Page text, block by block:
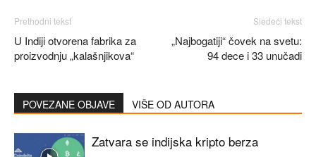
Prethodni tekst
U Indiji otvorena fabrika za
proizvodnju „kalašnjikova“
Sledeći tekst
„Najbogatiji“ čovek na svetu:
94 dece i 33 unučadi
POVEZANE OBJAVE VIŠE OD AUTORA
Zatvara se indijska kripto berza